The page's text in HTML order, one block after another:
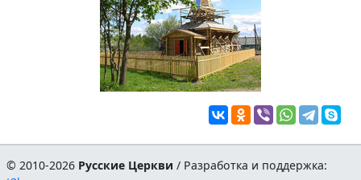
© 2010-2026 Русские Церкви / Разработка и поддержка: